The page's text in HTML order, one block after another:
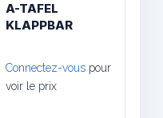
A-TAFEL
KLAPPBAR
Connectez-vous pour
voir le prix